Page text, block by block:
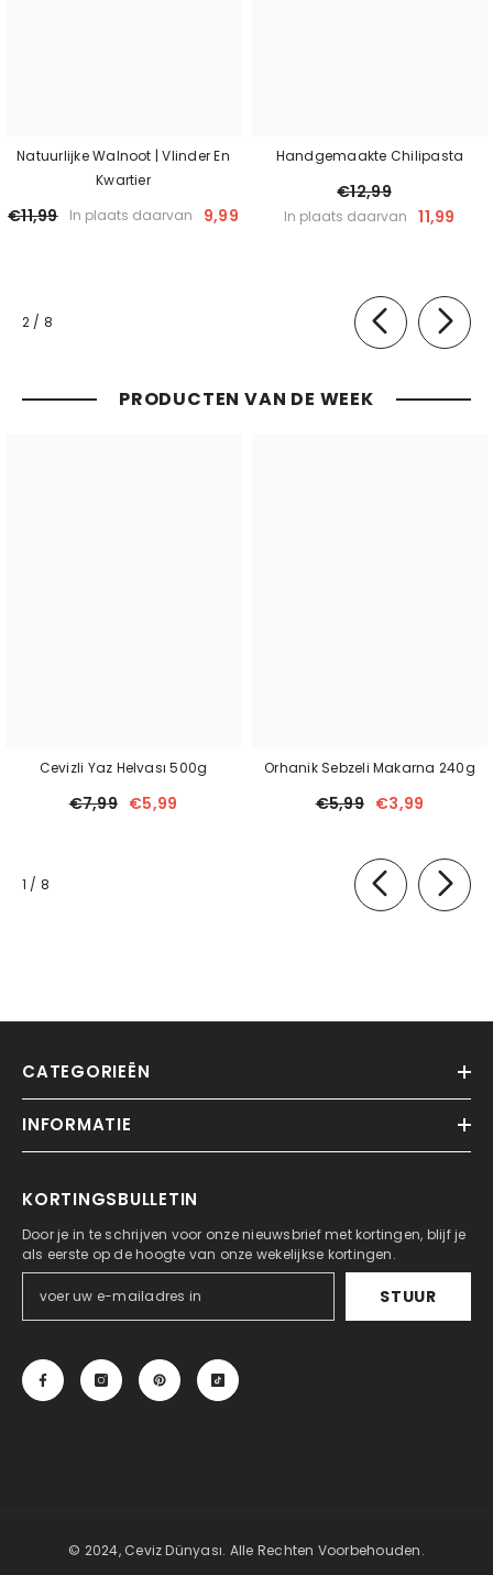
Natuurlijke Walnoot | Vlinder En
Kwartier
€11,99 In plaats daarvan 9,99
Handgemaakte Chilipasta
€12,99
In plaats daarvan 11,99
2 / van
8
PRODUCTEN VAN DE WEEK
Cevizli Yaz Helvası 500g
€7,99 €5,99
Orhanik Sebzeli Makarna 240g
€5,99 €3,99
1 / van
8
CATEGORIEËN
INFORMATIE
KORTINGSBULLETIN
Door je in te schrijven voor onze nieuwsbrief met kortingen, blijf je
als eerste op de hoogte van onze wekelijkse kortingen.
STUUR
© 2024, Ceviz Dünyası. Alle Rechten Voorbehouden.